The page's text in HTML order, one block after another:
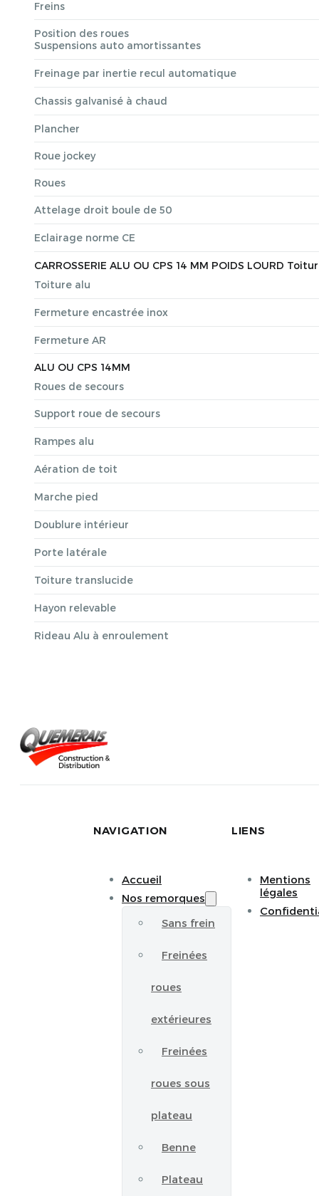
Freins
Position des roues
Suspensions auto amortissantes
Freinage par inertie recul automatique
Chassis galvanisé à chaud
Plancher
Roue jockey
Roues
Attelage droit boule de 50
Eclairage norme CE
CARROSSERIE ALU OU CPS 14 MM POIDS LOURD
Toiture alu
Fermeture encastrée inox
Fermeture AR
ALU OU CPS 14MM
Roues de secours
Support roue de secours
Rampes alu
Aération de toit
Marche pied
Doublure intérieur
Porte latérale
Toiture translucide
Hayon relevable
Rideau Alu à enroulement
NAVIGATION
Accueil
Nos remorques
Sans frein
Freinées
roues
extérieures
Freinées
roues sous
plateau
Benne
Plateau
LIENS
Mentions
légales